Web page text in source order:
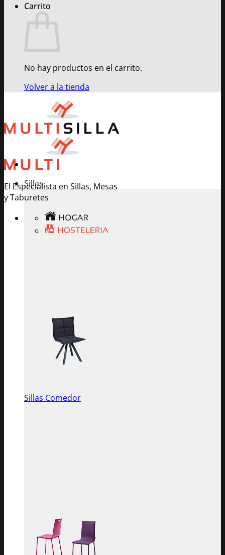
Carrito
No hay productos en el carrito.
Volver a la tienda
El Especialista en Sillas, Mesas
y Taburetes
Sillas
Sillas Comedor